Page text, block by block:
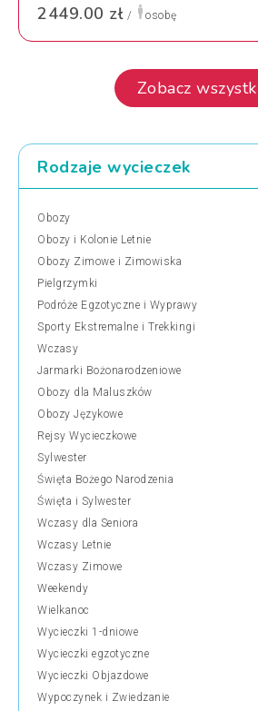
2449.00 zł / osobę
Zobacz
Rodzaje wycieczek
Obozy
Obozy i Kolonie Letnie
Obozy Zimowe i Zimowiska
Pielgrzymki
Podróże Egzotyczne i Wyprawy
Sporty Ekstremalne i Trekkingi
Wczasy
Jarmarki Bożonarodzeniowe
Obozy dla Maluszków
Obozy Językowe
Rejsy Wycieczkowe
Sylwester
Święta Bożego Narodzenia
Święta i Sylwester
Wczasy dla Seniora
Wczasy Letnie
Wczasy Zimowe
Weekendy
Wielkanoc
Wycieczki 1-dniowe
Wycieczki egzotyczne
Wycieczki Objazdowe
Wypoczynek i Zwiedzanie